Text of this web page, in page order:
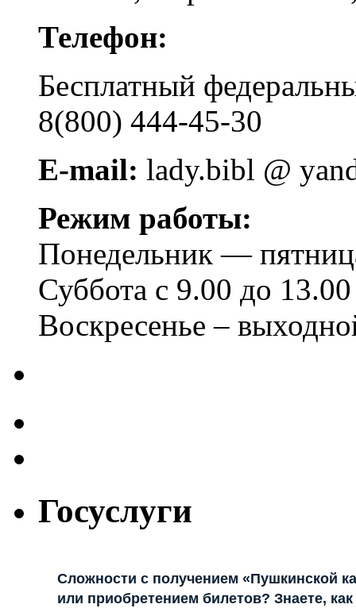
Телефон:
Бесплатный
8(800) 444-45-30
E-mail: lady.bibl @
Режим работы:
Понедельник —
Суббота с 9.00 до 13.00
Воскресенье –
Госуслуги
Сложности с получением «Пушкинской
или приобретением билетов? Знаете, как